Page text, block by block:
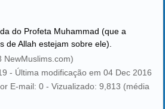
do Profeta Muhammad (que a
de Allah estejam sobre ele).
NewMuslims.com)
- Última modificação em 04 Dec 2016
E-mail: 0 - Vizualizado: 9,813 (média